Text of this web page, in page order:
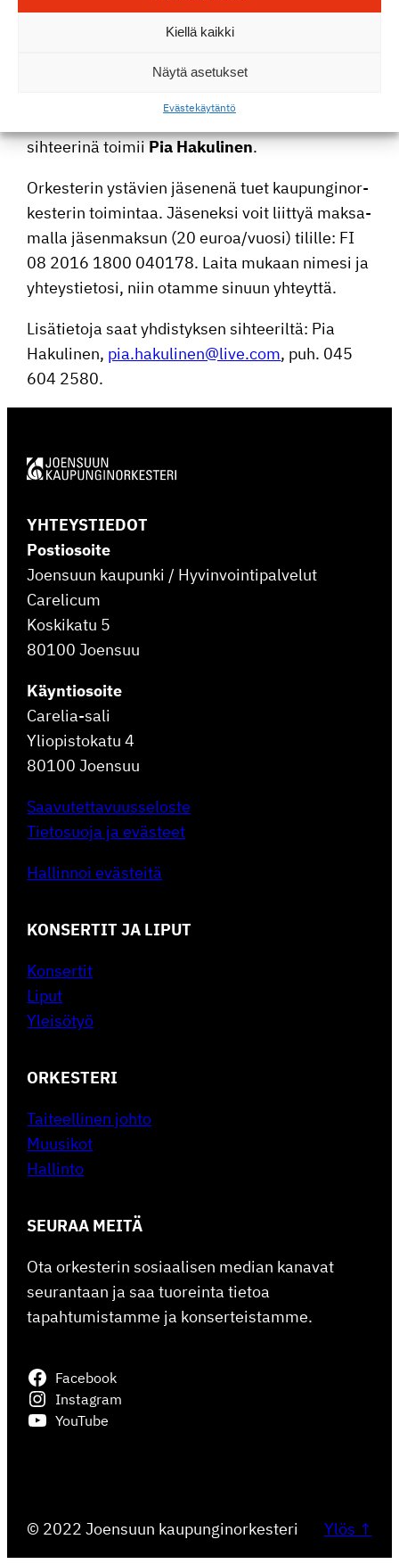
Kiellä kaikki
Näytä asetukset
Eväste­käy­täntö
Yhdis­tyksen halli­tuk­seen kuuluvat
varapu­heen­joh­ta­jana sekä jäseninä
sihtee­rinä toimiiPia Hakulinen.
Orkes­terin ystävien jäsenenä tuet kaupun­gi­nor­
kes­terin toimintaa. Jäseneksi voit liittyä maksa­
malla jäsen­maksun (20 euroa/vuosi) tilille: FI
08 2016 1800 040178. Laita mukaan nimesi ja
yhteys­tie­tosi, niin otamme sinuun yhteyttä.
Lisätie­toja saat yhdis­tyksen sihtee­riltä: Pia
Hakulinen, pia.hakulinen@live.com, puh. 045
604 2580.
YHTEYSTIEDOT
Postiosoite
Joensuun kaupunki / Hyvinvointipalvelut
Carelicum
Koskikatu 5
80100 Joensuu
Käyntiosoite
Carelia-sali
Yliopistokatu 4
80100 Joensuu
Saavutettavuusseloste
Tietosuoja ja evästeet
Hallinnoi evästeitä
KONSERTIT JA LIPUT
Konsertit
Liput
Yleisötyö
ORKESTERI
Taiteellinen johto
Muusikot
Hallinto
SEURAA MEITÄ
Ota orkesterin sosiaalisen median kanavat
seurantaan ja saa tuoreinta tietoa
tapahtumistamme ja konserteistamme.
Facebook
Instagram
YouTube
© 2022 Joensuun kaupunginorkesteri Ylös ↑